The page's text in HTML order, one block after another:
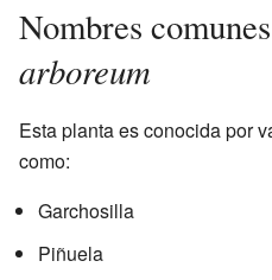
Nombres
arboreum
Esta planta es conocida por
como:
Garchosilla
Piñuela